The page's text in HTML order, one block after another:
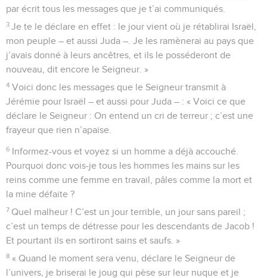
par écrit tous les messages que je t’ai communiqués.
3 Je te le déclare en effet : le jour vient où je rétablirai Israël,
mon peuple – et aussi Juda –. Je les ramènerai au pays que
j’avais donné à leurs ancêtres, et ils le posséderont de
nouveau, dit encore le Seigneur. »
4 Voici donc les messages que le Seigneur transmit à
Jérémie pour Israël – et aussi pour Juda – : « Voici ce que
déclare le Seigneur : On entend un cri de terreur ; c’est une
frayeur que rien n’apaise.
6 Informez-vous et voyez si un homme a déjà accouché.
Pourquoi donc vois-je tous les hommes les mains sur les
reins comme une femme en travail, pâles comme la mort et
la mine défaite ?
7 Quel malheur ! C’est un jour terrible, un jour sans pareil ;
c’est un temps de détresse pour les descendants de Jacob !
Et pourtant ils en sortiront sains et saufs. »
8 « Quand le moment sera venu, déclare le Seigneur de
l’univers, je briserai le joug qui pèse sur leur nuque et je